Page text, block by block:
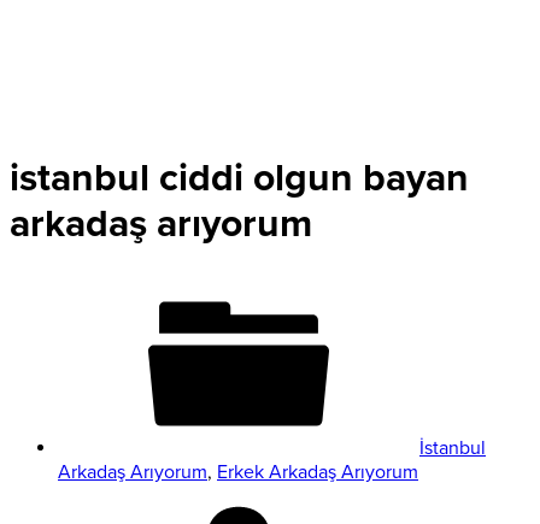
istanbul ciddi olgun bayan
arkadaş arıyorum
İstanbul
Arkadaş Arıyorum, Erkek Arkadaş Arıyorum